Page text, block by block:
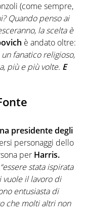
(come sempre,
Quando penso ai
la scelta è
è andato oltre:
fanatico religioso,
più e più volte. E
presidente degli
personaggi dello
per Harris.
“essere stata ispirata
vuole il lavoro di
entusiasta di
che molti altri non